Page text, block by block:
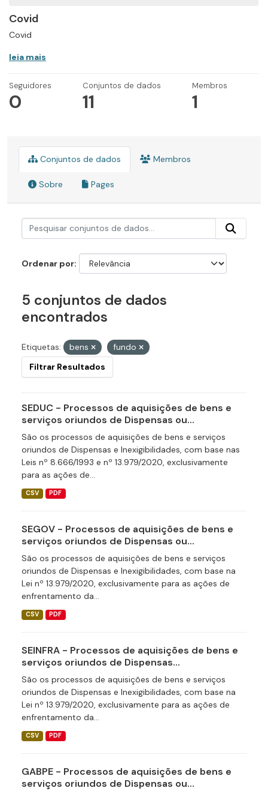
Covid
Covid
leia mais
Seguidores
0
Conjuntos de dados
11
Membros
1
Conjuntos de dados Membros
Sobre Pages
Ordenar por
5 conjuntos de dados
encontrados
Etiquetas: bens
fundo
Filtrar Resultados
SEDUC - Processos de aquisições de bens e
serviços oriundos de Dispensas ou...
São os processos de aquisições de bens e serviços
oriundos de Dispensas e Inexigibilidades, com base nas
Leis nº 8.666/1993 e nº 13.979/2020, exclusivamente
para as ações de...
CSV PDF
SEGOV - Processos de aquisições de bens e
serviços oriundos de Dispensas ou...
São os processos de aquisições de bens e serviços
oriundos de Dispensas e Inexigibilidades, com base na
Lei nº 13.979/2020, exclusivamente para as ações de
enfrentamento da...
CSV PDF
SEINFRA - Processos de aquisições de bens e
serviços oriundos de Dispensas...
São os processos de aquisições de bens e serviços
oriundos de Dispensas e Inexigibilidades, com base na
Lei nº 13.979/2020, exclusivamente para as ações de
enfrentamento da...
CSV PDF
GABPE - Processos de aquisições de bens e
serviços oriundos de Dispensas ou...